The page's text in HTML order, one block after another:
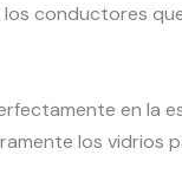
conductores
en la
los vidrios